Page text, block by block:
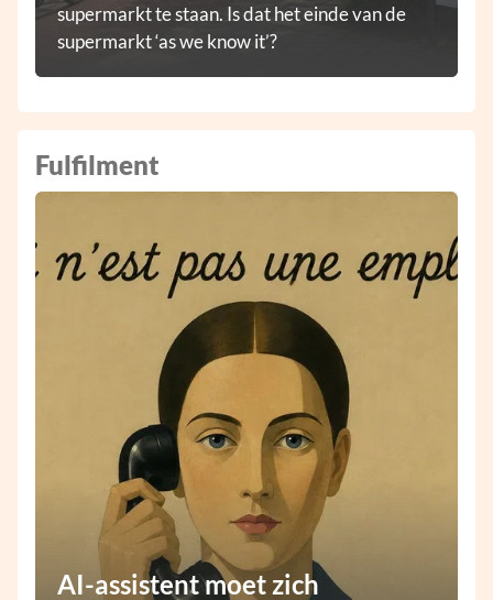
supermarkt te staan. Is dat het einde van de
supermarkt ‘as we know it’?
Fulfilment
AI-assistent moet zich